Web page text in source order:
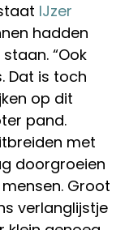
IJzer
hadden
“Ook
Dat is toch
op dit
pand.
met
doorgroeien
Groot
verlanglijstje